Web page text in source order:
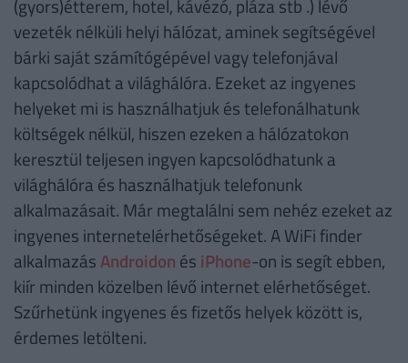
(gyors)étterem, hotel, kávézó, pláza stb .) lévő
vezeték nélküli helyi hálózat, aminek segítségével
bárki saját számítógépével vagy telefonjával
kapcsolódhat a világhálóra. Ezeket az ingyenes
helyeket mi is használhatjuk és telefonálhatunk
költségek nélkül, hiszen ezeken a hálózatokon
keresztül teljesen ingyen kapcsolódhatunk a
világhálóra és használhatjuk telefonunk
alkalmazásait. Már megtalálni sem nehéz ezeket az
ingyenes internetelérhetőségeket. A WiFi finder
alkalmazás Androidon és iPhone-on is segít ebben,
kiír minden közelben lévő internet elérhetőséget.
Szűrhetünk ingyenes és fizetős helyek között is,
érdemes letölteni.